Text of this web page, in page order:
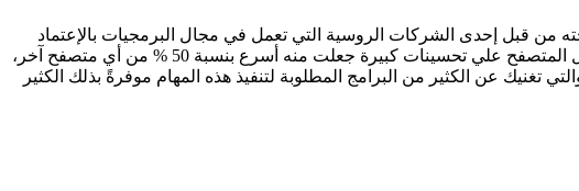
من قبل إحدى الشركات الروسية التي تعمل في مجال البرمجيات بالإعتماد
على متصفح UC Browser للكمبيوتر عربي الشهير جوجل كروم ولكن مع العديد من المميزات الجديدة التي أضيفت له. حيث حصل المتصفح علي تحسينات كبيرة جعلت منه أسرع بنسبة 50 % من أي متصفح آخر،
عن الكثير من البرامج المطلوبة لتنفيذ هذه المهام موفرةً بذلك الكثير